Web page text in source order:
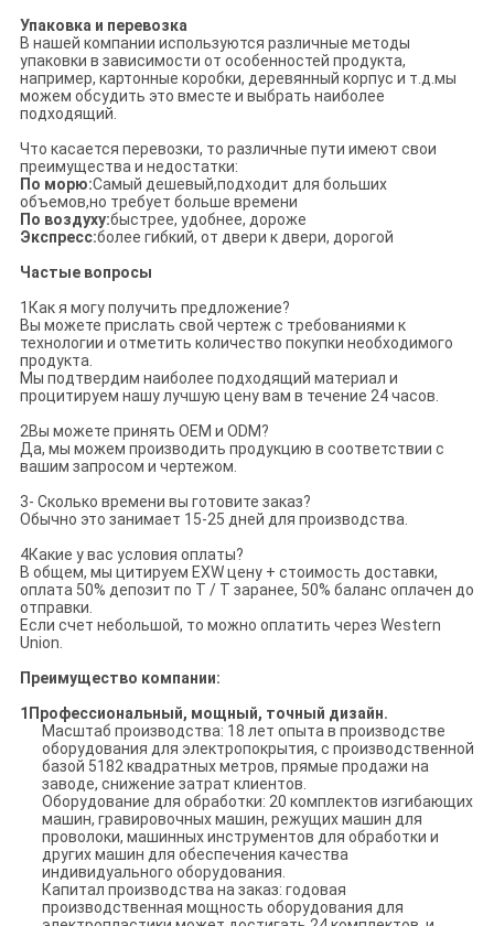
Упаковка и перевозка
В нашей компании используются различные методы
упаковки в зависимости от особенностей продукта,
например, картонные коробки, деревянный корпус и т.д.мы
можем обсудить это вместе и выбрать наиболее
подходящий.
Что касается перевозки, то различные пути имеют свои
преимущества и недостатки:
По морю:Самый дешевый,подходит для больших
объемов,но требует больше времени
По воздуху:быстрее, удобнее, дороже
Экспресс:более гибкий, от двери к двери, дорогой
Частые вопросы
1Как я могу получить предложение?
Вы можете прислать свой чертеж с требованиями к
технологии и отметить количество покупки необходимого
продукта.
Мы подтвердим наиболее подходящий материал и
процитируем нашу лучшую цену вам в течение 24 часов.
2Вы можете принять OEM и ODM?
Да, мы можем производить продукцию в соответствии с
вашим запросом и чертежом.
3- Сколько времени вы готовите заказ?
Обычно это занимает 15-25 дней для производства.
4Какие у вас условия оплаты?
В общем, мы цитируем EXW цену + стоимость доставки,
оплата 50% депозит по T / T заранее, 50% баланс оплачен до
отправки.
Если счет небольшой, то можно оплатить через Western
Union.
Преимущество компании:
1Профессиональный, мощный, точный дизайн.
Масштаб производства: 18 лет опыта в производстве
оборудования для электропокрытия, с производственной
базой 5182 квадратных метров, прямые продажи на
заводе, снижение затрат клиентов.
Оборудование для обработки: 20 комплектов изгибающих
машин, гравировочных машин, режущих машин для
проволоки, машинных инструментов для обработки и
других машин для обеспечения качества
индивидуального оборудования.
Капитал производства на заказ: годовая
производственная мощность оборудования для